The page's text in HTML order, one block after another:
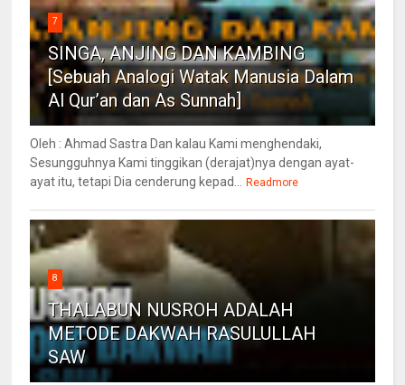
7
SINGA, ANJING DAN KAMBING
[Sebuah Analogi Watak Manusia Dalam
Al Qur’an dan As Sunnah]
Oleh : Ahmad Sastra Dan kalau Kami menghendaki,
Sesungguhnya Kami tinggikan (derajat)nya dengan ayat-
ayat itu, tetapi Dia cenderung kepad...
Readmore
8
THALABUN NUSROH ADALAH
METODE DAKWAH RASULULLAH
SAW